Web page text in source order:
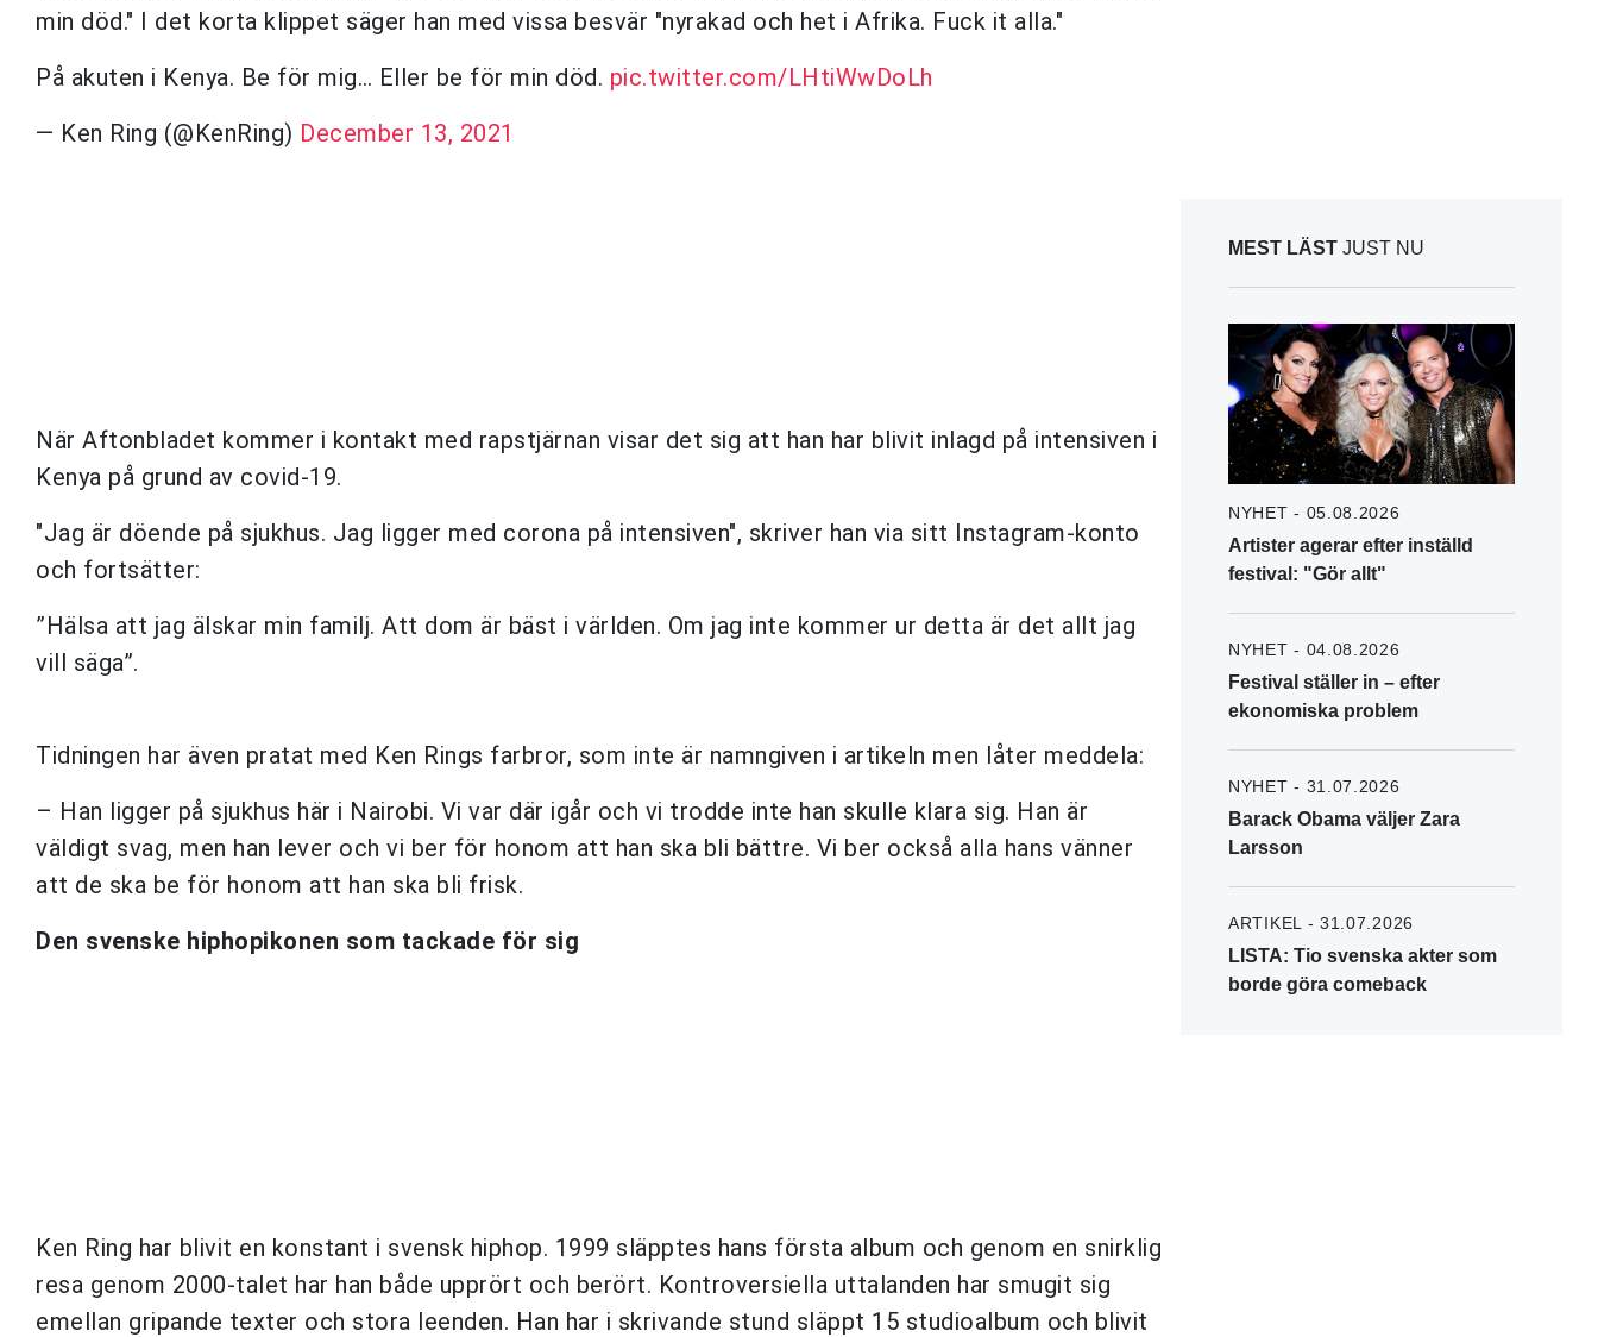
min död." I det korta klippet säger han med vissa besvär "nyrakad och het i Afrika. Fuck it alla."
På akuten i Kenya. Be för mig… Eller be för min död. pic.twitter.com/LHtiWwDoLh
— Ken Ring (@KenRing) December 13, 2021
När Aftonbladet kommer i kontakt med rapstjärnan visar det sig att han har blivit inlagd på intensiven i
Kenya på grund av covid-19.
"Jag är döende på sjukhus. Jag ligger med corona på intensiven", skriver han via sitt Instagram-konto
och fortsätter:
”Hälsa att jag älskar min familj. Att dom är bäst i världen. Om jag inte kommer ur detta är det allt jag
vill säga”.
Tidningen har även pratat med Ken Rings farbror, som inte är namngiven i artikeln men låter meddela:
– Han ligger på sjukhus här i Nairobi. Vi var där igår och vi trodde inte han skulle klara sig. Han är
väldigt svag, men han lever och vi ber för honom att han ska bli bättre. Vi ber också alla hans vänner
att de ska be för honom att han ska bli frisk.
Den svenske hiphopikonen som tackade för sig
Ken Ring har blivit en konstant i svensk hiphop. 1999 släpptes hans första album och genom en snirklig
resa genom 2000-talet har han både upprört och berört. Kontroversiella uttalanden har smugit sig
emellan gripande texter och stora leenden. Han har i skrivande stund släppt 15 studioalbum och blivit
MEST LÄST JUST NU
NYHET - 05.08.2026
Artister agerar efter inställd
festival: "Gör allt"
NYHET - 04.08.2026
Festival ställer in – efter
ekonomiska problem
NYHET - 31.07.2026
Barack Obama väljer Zara
Larsson
ARTIKEL - 31.07.2026
LISTA: Tio svenska akter som
borde göra comeback